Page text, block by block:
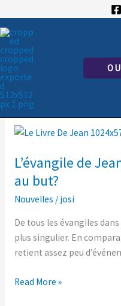
to
content
L’évangile de
au but?
Nouvelles / josi
De tous les évangiles
plus singulier. En
retient assez peu
L’évangile
Jean.
Et
on
allait
droit
au
Read More »